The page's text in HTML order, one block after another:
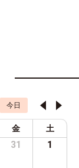
今日
金 土
31 1